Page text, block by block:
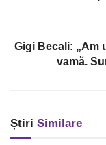
Gigi Becali: „Am
vamă.
Știri Similare